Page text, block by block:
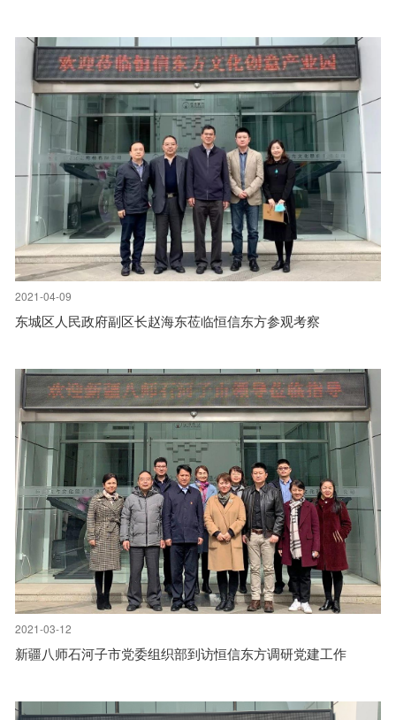
2021-04-09
东城区人民政府副区长赵海东莅临恒信东方参观考察
2021-03-12
新疆八师石河子市党委组织部到访恒信东方调研党建工作